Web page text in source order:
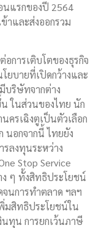
นแรกของปี 2564
าและส่งออกรวม
การเติบโตของธุรกิจ
ยบายที่เปิดกว้างและ
บริษัทจากต่าง
ในส่วนของไทย นัก
ครเฉิงตูเป็นตัวเลือก
นอกจากนี้ ไทยยัง
รลงทุนระหว่าง
Stop Service
ง ๆ ทั้งสิทธิประโยชน์
นการทำตลาด ฯลฯ
มสิทธิประโยชน์ใน
นทุน การยกเว้นภาษี